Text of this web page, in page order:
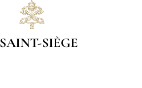
SAINT-SIÈGE